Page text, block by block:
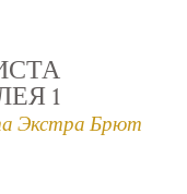
1
Экстра Брют